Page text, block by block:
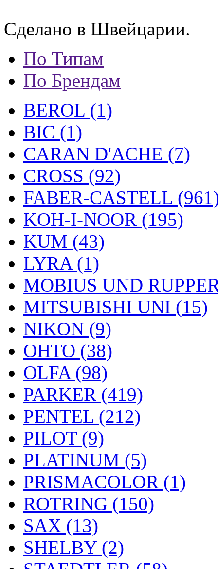
Сделано в Швейцарии.
По Типам
По Брендам
BEROL (1)
BIC (1)
CARAN D'ACHE (7)
CROSS (92)
FABER-CASTELL
KOH-I-NOOR (195)
KUM (43)
LYRA (1)
MOBIUS UND
MITSUBISHI UNI (15)
NIKON (9)
OHTO (38)
OLFA (98)
PARKER (419)
PENTEL (212)
PILOT (9)
PLATINUM (5)
PRISMACOLOR (1)
ROTRING (150)
SAX (13)
SHELBY (2)